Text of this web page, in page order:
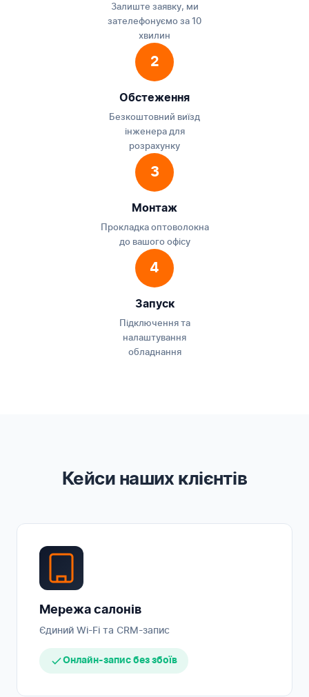
Залиште заявку, ми
зателефонуємо за 10
хвилин
2
Обстеження
Безкоштовний виїзд
інженера для
розрахунку
3
Монтаж
Прокладка оптоволокна
до вашого офісу
4
Запуск
Підключення та
налаштування
обладнання
Кейси наших клієнтів
Мережа салонів
Єдиний Wi-Fi та CRM-запис
Онлайн-запис без збоїв